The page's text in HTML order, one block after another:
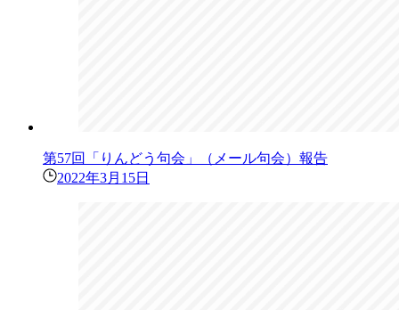
第57回「りんどう句会」（メール句会）報告
2022年3月15日